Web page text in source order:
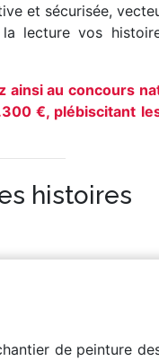
et sécurisée,
lecture vos
au concours
€, plébiscitant
histoires
de peinture